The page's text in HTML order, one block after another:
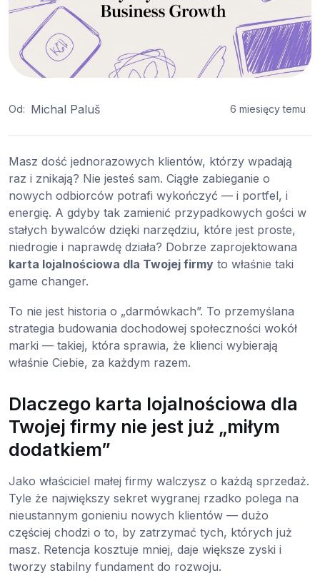
Od: Michal Paluš 6 miesięcy temu
Masz dość jednorazowych klientów, którzy wpadają
raz i znikają? Nie jesteś sam. Ciągłe zabieganie o
nowych odbiorców potrafi wykończyć — i portfel, i
energię. A gdyby tak zamienić przypadkowych gości w
stałych bywalców dzięki narzędziu, które jest proste,
niedrogie i naprawdę działa? Dobrze zaprojektowana
karta lojalnościowa dla Twojej firmy to właśnie taki
game changer.
To nie jest historia o „darmówkach”. To przemyślana
strategia budowania dochodowej społeczności wokół
marki — takiej, która sprawia, że klienci wybierają
właśnie Ciebie, za każdym razem.
Dlaczego karta lojalnościowa dla
Twojej firmy nie jest już „miłym
dodatkiem”
Jako właściciel małej firmy walczysz o każdą sprzedaż.
Tyle że największy sekret wygranej rzadko polega na
nieustannym gonieniu nowych klientów — dużo
częściej chodzi o to, by zatrzymać tych, których już
masz. Retencja kosztuje mniej, daje większe zyski i
tworzy stabilny fundament do rozwoju.